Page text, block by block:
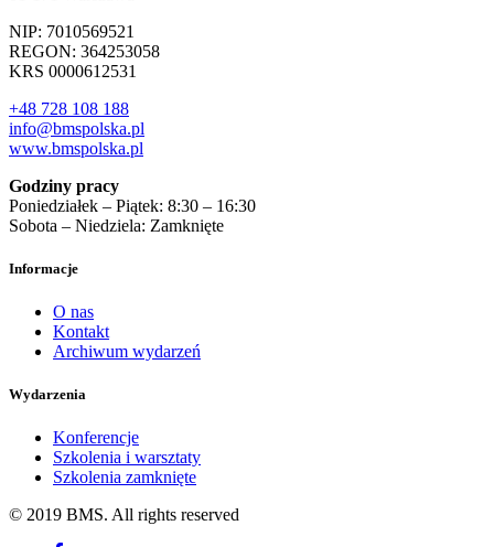
NIP: 7010569521
REGON: 364253058
KRS 0000612531
+48 728 108 188
info@bmspolska.pl
www.bmspolska.pl
Godziny pracy
Poniedziałek – Piątek: 8:30 – 16:30
Sobota – Niedziela: Zamknięte
Informacje
O nas
Kontakt
Archiwum wydarzeń
Wydarzenia
Konferencje
Szkolenia i warsztaty
Szkolenia zamknięte
© 2019 BMS. All rights reserved